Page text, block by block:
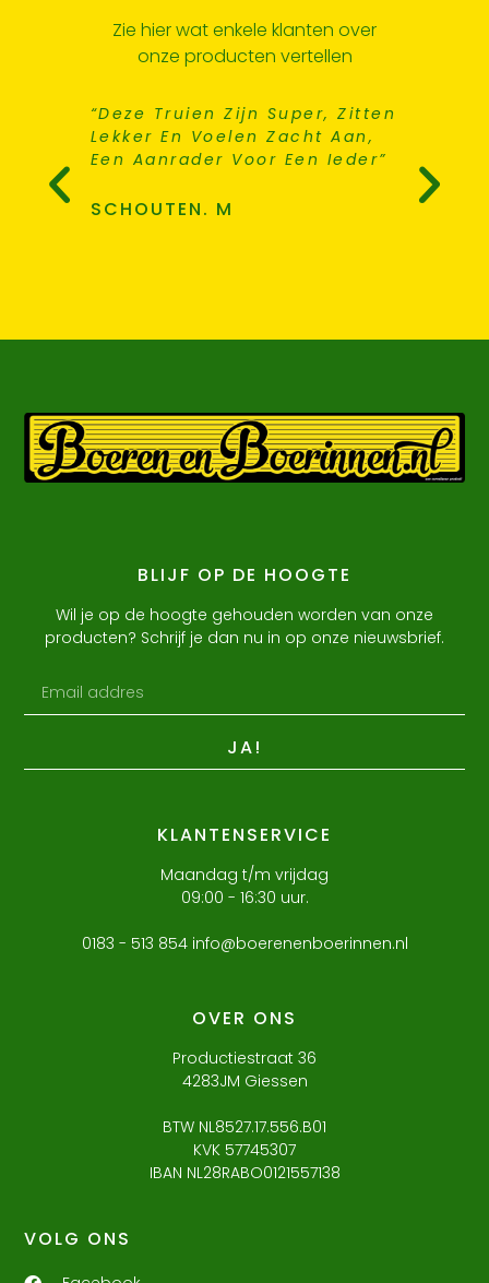
Zie hier wat enkele klanten over
onze producten vertellen
"
“Deze Truien Zijn Super, Zitten
Lekker En Voelen Zacht Aan,
Een Aanrader Voor Een Ieder”
SCHOUTEN. M
Gaten
Meer
BLIJF OP DE HOOGTE
Wil je op de hoogte gehouden worden van onze
producten? Schrijf je dan nu in op onze nieuwsbrief.
JA!
KLANTENSERVICE
Maandag t/m vrijdag
09:00 - 16:30 uur.
0183 - 513 854 info@boerenenboerinnen.nl
OVER ONS
Productiestraat 36
4283JM Giessen
BTW NL8527.17.556.B01
KVK 57745307
IBAN NL28RABO0121557138
VOLG ONS